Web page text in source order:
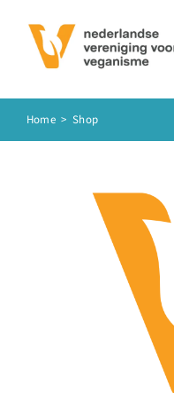
inhoud
Home >Shop